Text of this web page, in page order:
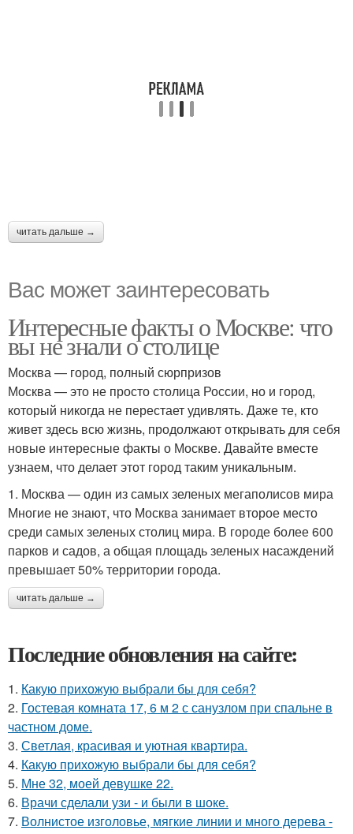
читать дальше →
Вас может заинтересовать
Интересные факты о Москве: что
вы не знали о столице
Москва — город, полный сюрпризов
Москва — это не просто столица России, но и город,
который никогда не перестает удивлять. Даже те, кто
живет здесь всю жизнь, продолжают открывать для себя
новые интересные факты о Москве. Давайте вместе
узнаем, что делает этот город таким уникальным.
1. Москва — один из самых зеленых мегаполисов мира
Многие не знают, что Москва занимает второе место
среди самых зеленых столиц мира. В городе более 600
парков и садов, а общая площадь зеленых насаждений
превышает 50% территории города.
читать дальше →
Последние обновления на сайте:
1. Какую прихожую выбрали бы для себя?
2. Гостевая комната 17, 6 м 2 с санузлом при спальне в
частном доме.
3. Светлая, красивая и уютная квартира.
4. Какую прихожую выбрали бы для себя?
5. Мне 32, моей девушке 22.
6. Врачи сделали узи - и были в шоке.
7. Волнистое изголовье, мягкие линии и много дерева -